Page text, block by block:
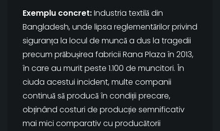
Exemplu concret:Industria textilă din
Bangladesh, unde lipsa reglementărilor privind
siguranța la locul de muncă a dus la tragedii
precum prăbușirea fabricii Rana Plaza în 2013,
în care au murit peste 1.100 de muncitori. În
ciuda acestui incident, multe companii
continuă să producă în condiții precare,
obținând costuri de producție semnificativ
mai mici comparativ cu producătorii